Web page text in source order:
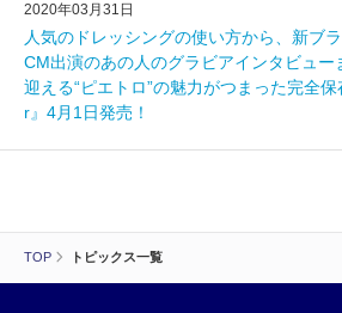
TOP トピックス一覧
2020年03月31日
人気のドレッシングの使い方から、新ブ
CM出演のあの人のグラビアインタビュ
迎える“ピエトロ”の魅力がつまった完全
r』4月1日発売！